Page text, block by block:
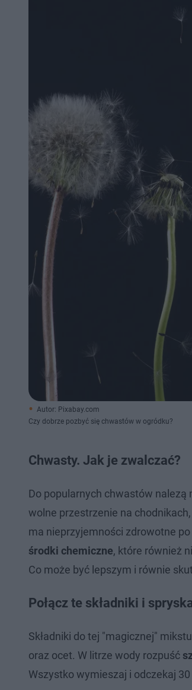
Autor: Pixabay.com
Czy dobrze pozbyć się chwastów w ogródku?
Chwasty. Jak je zwalczać?
Do popularnych chwastów
wolne przestrzenie na
ma nieprzyjemności zdrowotne
środki chemiczne, które również
Co może być lepszym i równie
Połącz te składniki i
Składniki do tej "magicznej"
oraz ocet. W litrze wody rozpuść
Wszystko wymieszaj i odczekaj